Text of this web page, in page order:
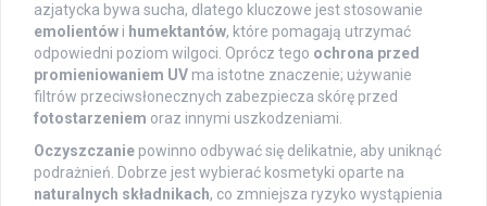
azjatycka bywa sucha, dlatego kluczowe jest stosowanie
emolientów i humektantów, które pomagają utrzymać
odpowiedni poziom wilgoci. Oprócz tego ochrona przed
promieniowaniem UV ma istotne znaczenie; używanie
filtrów przeciwsłonecznych zabezpiecza skórę przed
fotostarzeniem oraz innymi uszkodzeniami.
Oczyszczanie powinno odbywać się delikatnie, aby uniknąć
podrażnień. Dobrze jest wybierać kosmetyki oparte na
naturalnych składnikach, co zmniejsza ryzyko wystąpienia